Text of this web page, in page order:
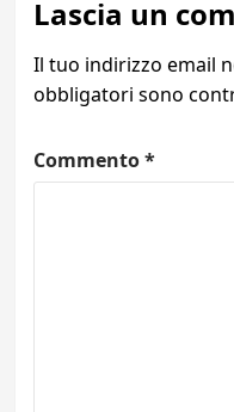
Lascia un
Il tuo indirizzo email
obbligatori sono
Commento*